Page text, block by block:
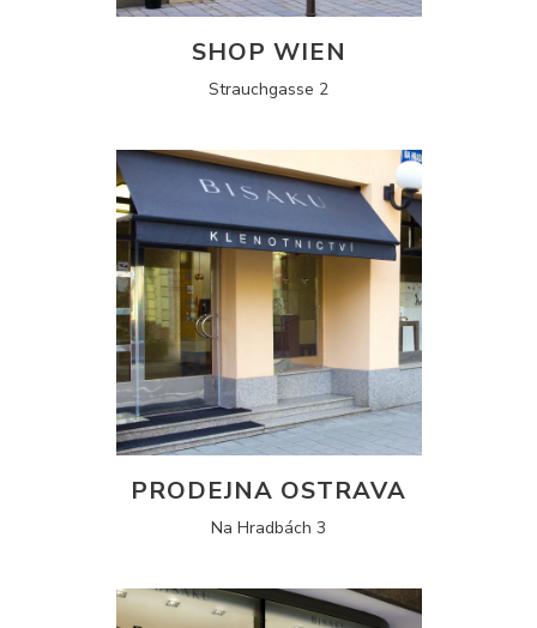
SHOP WIEN
Strauchgasse 2
PRODEJNA OSTRAVA
Na Hradbách 3